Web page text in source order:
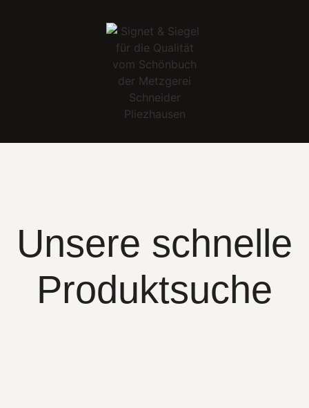
Unsere schnelle
Produktsuche